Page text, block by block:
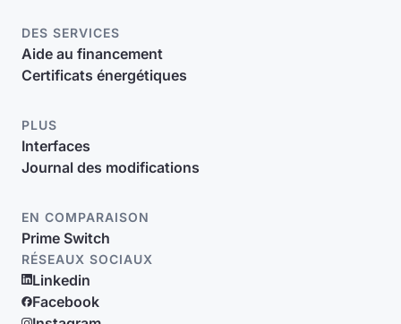
DES SERVICES
Aide au financement
Certificats énergétiques
PLUS
Interfaces
Journal des modifications
EN COMPARAISON
Prime Switch
RÉSEAUX SOCIAUX
Linkedin
Facebook